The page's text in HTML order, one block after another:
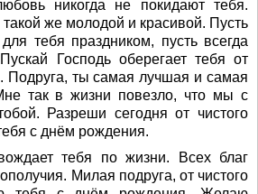
никогда не покидают тебя.
же молодой и красивой. Пусть
тебя праздником, пусть всегда
Господь оберегает тебя от
Подруга, ты самая лучшая и самая
так в жизни повезло, что мы с
Разреши сегодня от чистого
с днём рождения.
тебя по жизни. Всех благ
Милая подруга, от чистого